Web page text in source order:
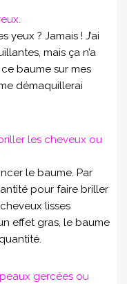
yeux ? Jamais ! J’ai
mais ça n’a
baume sur mes
démaquillerai
les cheveux ou
le baume. Par
pour faire briller
lisses
effet gras, le baume
gercées ou